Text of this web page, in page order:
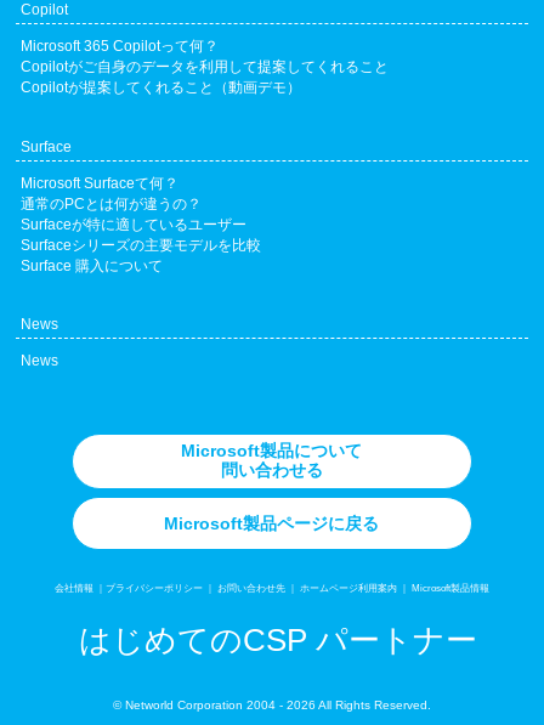
カスタムドメイン（例: example.com）を設定
した場合でも、onmicrosoft.comドメインは裏
で動作しており、システムの一部として残り
カスタムドメインとの併用
組織独自のドメイン（例: example.com）を登
録してMicrosoft 365に設定することで
username@example.com のようなメールア
ドレスを使用できます。
ず、一部のバックエンドプロセスで引き続き
使用されます。
一意性:
各テナントには世界中で一意の
yourdomain.onmicrosoft.comが割当られるた
め、他のテナントと重複しません。
（yourdomainの部分）は変更できません。
カスタムドメインを追加した場合でも、
Copilot
Microsoft 365 Copilotって何？
Copilotがご自身のデータを利用して提案してくれること
Copilotが提案してくれること（動画デモ）
Surface
Microsoft Surfaceて何？
通常のPCとは何が違うの？
Surfaceが特に適しているユーザー
Surfaceシリーズの主要モデルを比較
Surface 購入について
News
News
会社情報 プライバシーポリシー｜ お問い合わせ先｜ ホームページ利用案内｜ Microsoft製品情報
はじめてのCSP パートナー
© Networld Corporation 2004 - 2026 All Rights Reserved.
Microsoft製品について
問い合わせる
Microsoft製品ページに戻る